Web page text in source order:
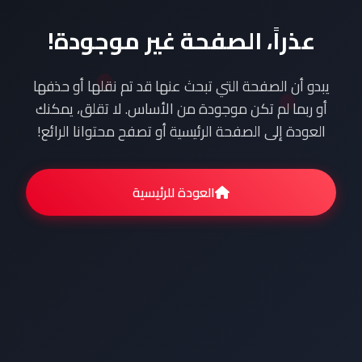
عذراً، الصفحة غير موجودة!
يبدو أن الصفحة التي تبحث عنها قد تم نقلها أو حذفها
أو ربما لم تكن موجودة من الأساس. لا تقلق، يمكنك
العودة إلى الصفحة الرئيسية أو تصفح محتوانا الرائع!
العودة للرئيسية